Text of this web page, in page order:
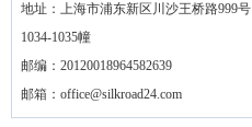
地址：上海市浦东新区川沙王桥路999号
1034-1035幢
邮编：20120018964582639
邮箱： office@silkroad24.com